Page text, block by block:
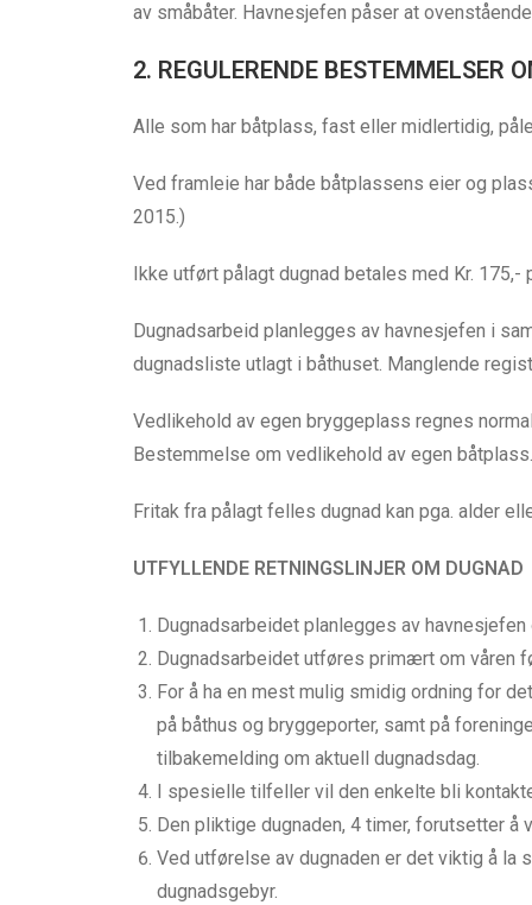
av småbåter. Havnesjefen påser at
2. REGULERENDE BESTEMMELSER
Alle som har båtplass, fast eller midlertidig,
Ved framleie har både båtplassens eier og
2015.)
Ikke utført pålagt dugnad betales med Kr.
Dugnadsarbeid planlegges av havnesjefen i
dugnadsliste utlagt i båthuset. Manglende
Vedlikehold av egen bryggeplass regnes
Bestemmelse om vedlikehold av egen
Fritak fra pålagt felles dugnad kan pga. alder
UTFYLLENDE RETNINGSLINJER OM DUGNAD
Dugnadsarbeidet planlegges av
Dugnadsarbeidet utføres primært om våren
For å ha en mest mulig smidig ordning for
på båthus og bryggeporter, samt på
tilbakemelding om aktuell dugnadsdag.
I spesielle tilfeller vil den enkelte bli
Den pliktige dugnaden, 4 timer, forutsetter
Ved utførelse av dugnaden er det viktig å la
dugnadsgebyr.